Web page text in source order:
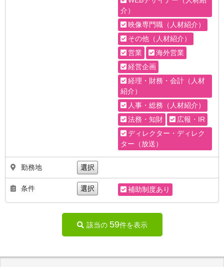
介）
映像専門職（人材紹介）
その他（人材紹介）
営業
海外営業
経営企画
経理・財務・会計（人材
紹介）
人事・総務（人材紹介）
法務・知財
広報・IR
ディレクター・ディレク
ター（放送）
勤務地 選択
条件 選択 補助制度あり
該当の 59件を表示